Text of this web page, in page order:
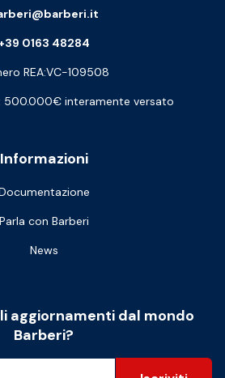
Informazioni
Parla con Barberi
News
0163 48284
REA:VC-109508
500.000€ interamente versato
aggiornamenti dal mondo
Barberi?